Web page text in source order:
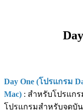
Day One (โปรแกรม
Mac) : สำหรับโปรแก
โปรแกรมสำหรับจดบั